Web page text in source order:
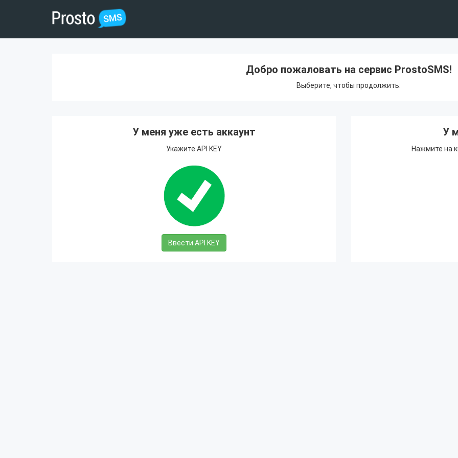
Добро пожаловать на сервис ProstoSMS!
Выберите, чтобы продолжить:
У меня уже есть аккаунт
Укажите API KEY
Ввести API KEY
У
Нажмите на